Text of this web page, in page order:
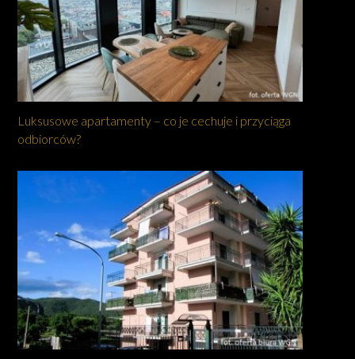
Luksusowe apartamenty – co je cechuje i przyciąga
odbiorców?